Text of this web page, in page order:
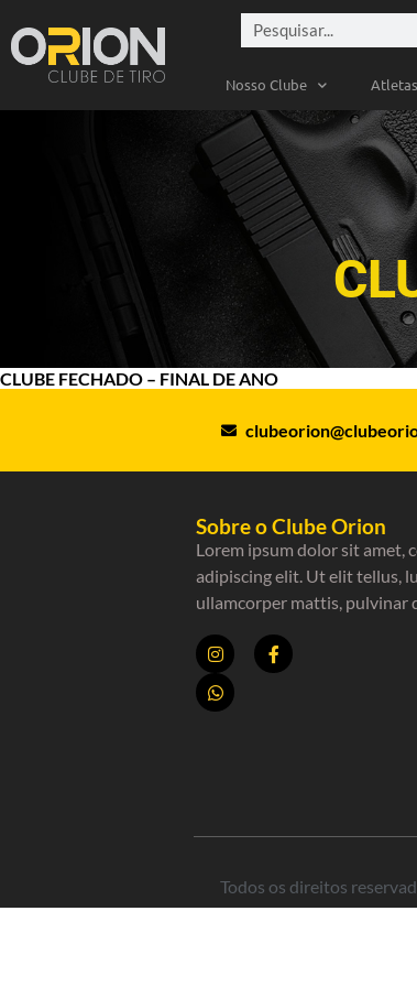
Nosso Clube
CLUBE FECHADO – FINAL DE ANO
Sobre o Clube Orion
Lorem ipsum dolor sit amet,
adipiscing elit. Ut elit tellus,
ullamcorper mattis, pulvinar
Todos os direitos